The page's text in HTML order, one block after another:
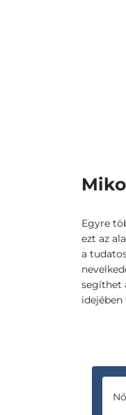
Egyre
ezt az
a
segíthet
idejében